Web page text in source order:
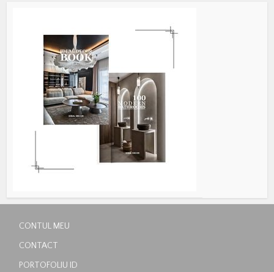
CONTUL MEU
CONTACT
PORTOFOLIU ID